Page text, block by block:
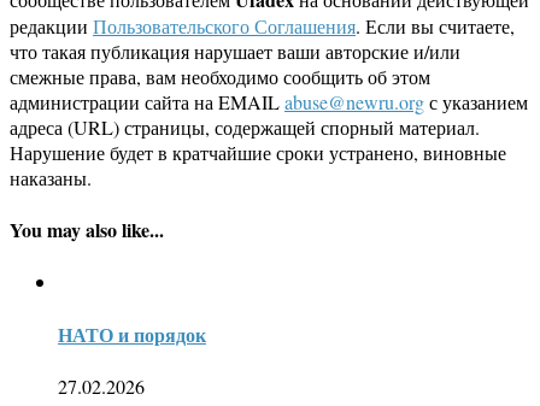
редакции Пользовательского Соглашения. Если вы считаете,
что такая публикация нарушает ваши авторские и/или
смежные права, вам необходимо сообщить об этом
администрации сайта на EMAILabuse@newru.orgс указанием
адреса (URL) страницы, содержащей спорный материал.
Нарушение будет в кратчайшие сроки устранено, виновные
наказаны.
You may also like...
НАТО и порядок
27.02.2026